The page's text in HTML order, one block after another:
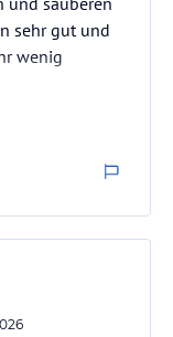
sehr gut und
wenig